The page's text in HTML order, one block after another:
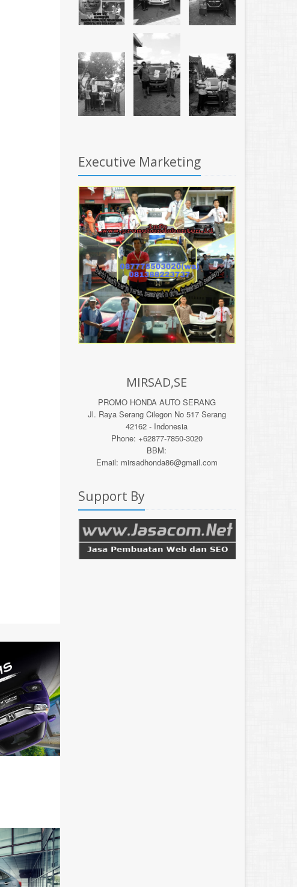
Executive Marketing
MIRSAD,SE
PROMO HONDA AUTO SERANG
Jl. Raya Serang Cilegon No 517 Serang
42162 - Indonesia
Phone: +62877-7850-3020
BBM:
Email: mirsadhonda86@gmail.com
Support By